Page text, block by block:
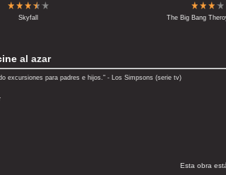
Skyfall The Big Bang
al azar
excursiones para padres e hijos." - Los Simpsons (serie tv)
Esta obra